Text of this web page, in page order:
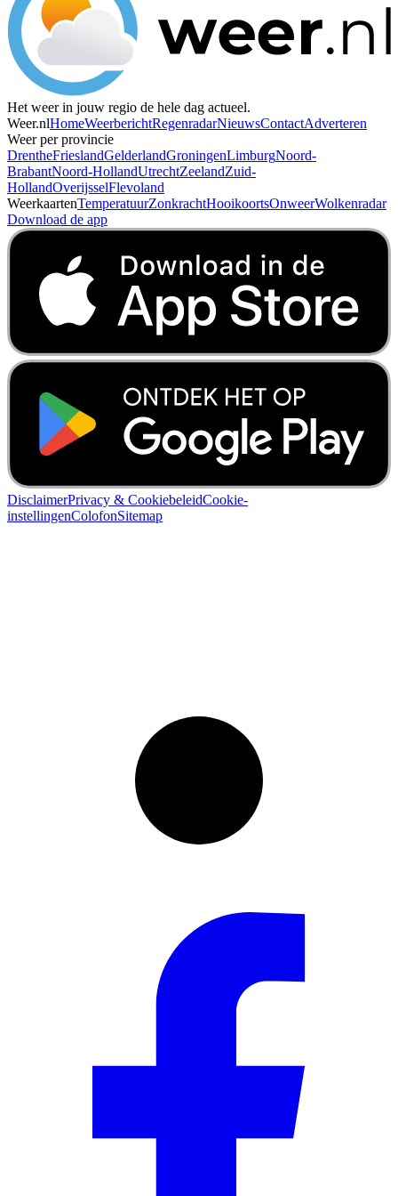
Het weer in jouw regio de hele dag actueel.
Weer.nlHomeWeerberichtRegenradarNieuwsContactAdverteren
Weer per provincie
DrentheFrieslandGelderlandGroningenLimburgNoord-
BrabantNoord-HollandUtrechtZeelandZuid-
HollandOverijsselFlevoland
WeerkaartenTemperatuurZonkrachtHooikoortsOnweerWolkenradar
Download de app
DisclaimerPrivacy & CookiebeleidCookie-
instellingenColofonSitemap